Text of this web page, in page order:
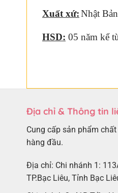
Xuất xứ:Nhật Bản
HSD: 05 năm kể
Địa chỉ & Thông tin
Cung cấp sản phẩm
hàng đầu.
Địa chỉ: Chi nhánh 1:
TP.Bạc Liêu, Tỉnh Bạc